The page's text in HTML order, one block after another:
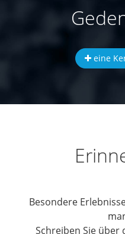
eine
Besondere
Schreiben Sie über